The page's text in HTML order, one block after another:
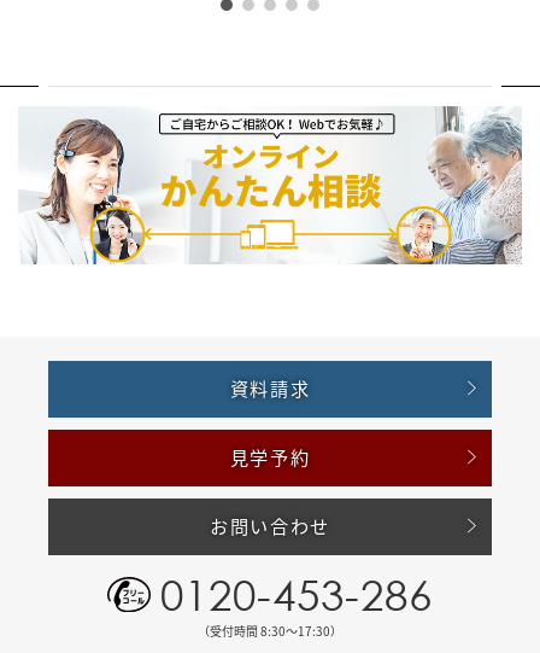
資料請求
見学予約
お問い合わせ
0120-453-286
（受付時間 8:30〜17:30）